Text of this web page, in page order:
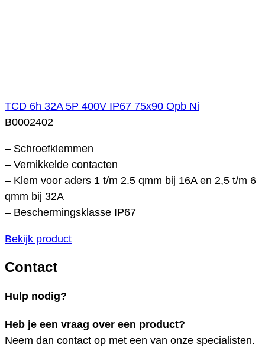
TCD 6h 32A 5P 400V IP67 75x90 Opb Ni
B0002402
– Schroefklemmen
– Vernikkelde contacten
– Klem voor aders 1 t/m 2.5 qmm bij 16A en 2,5 t/m 6
qmm bij 32A
– Beschermingsklasse IP67
Bekijk product
Contact
Hulp nodig?
Heb je een vraag over een product?
Neem dan contact op met een van onze specialisten.